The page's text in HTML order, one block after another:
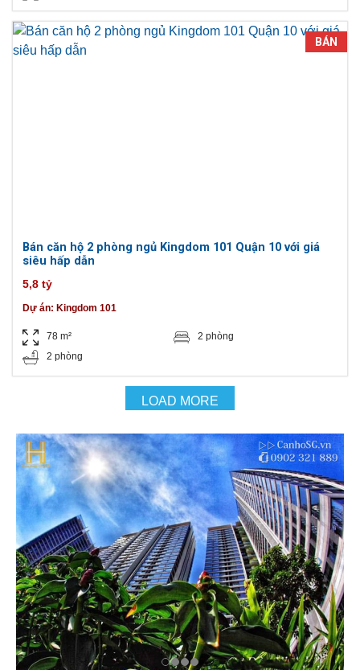
BÁN
Bán căn hộ 2 phòng ngủ Kingdom 101 Quận 10 với giá
siêu hấp dẫn
5,8 tỷ
Dự án: Kingdom 101
78 m²
2 phòng
2 phòng
LOAD MORE